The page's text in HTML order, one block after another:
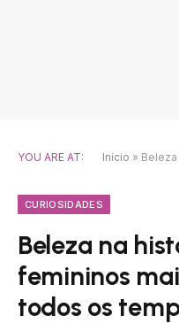
YOU ARE AT: Início » Beleza na
CURIOSIDADES
Beleza na
femininos
todos os